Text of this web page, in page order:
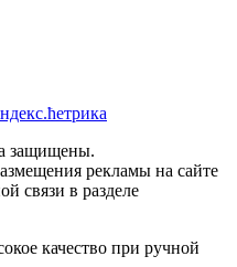
защищены.
рекламы на сайте
связи в разделе
качество при ручной